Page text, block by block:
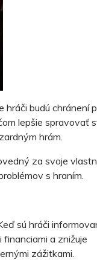
hráči budú chránení
lepšie spravovať
hrám.
za svoje
s hraním.
sú hráči
financiami a znižuje
zážitkami.